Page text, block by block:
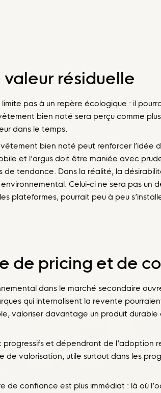
résiduelle
pas à un repère écologique : il
bien noté sera perçu comme
dans le temps.
bien noté peut renforcer l’idée
et l’argus doit être maniée avec
de tendance. Dans la réalité, la
Celui-ci ne sera pas un
plateformes, pourrait peu à peu
de pricing et de
dans le marché secondaire
qui internalisent la revente
valoriser davantage un produit
progressifs et dépendront de l’adoption
de valorisation, utile surtout dans les
de confiance est plus immédiat : là où